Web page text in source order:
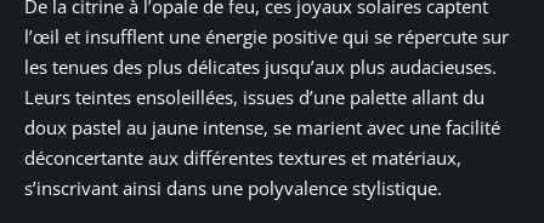
De la citrine à l’opale de feu, ces joyaux solaires captent
l’œil et insufflent une énergie positive qui se répercute sur
les tenues des plus délicates jusqu’aux plus audacieuses.
Leurs teintes ensoleillées, issues d’une palette allant du
doux pastel au jaune intense, se marient avec une facilité
déconcertante aux différentes textures et matériaux,
s’inscrivant ainsi dans une polyvalence stylistique.